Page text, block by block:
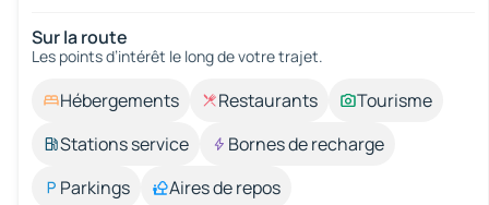
Sur la route
Les points d’intérêt le long de votre trajet.
Hébergements Restaurants
Tourisme
Stations service
Bornes de recharge
Parkings
Aires de repos